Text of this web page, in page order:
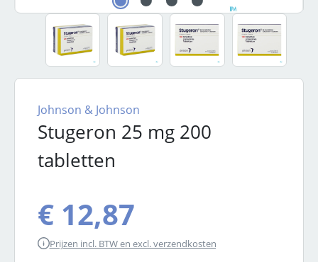
Stugeron 25 mg 200
tabletten
Johnson & Johnson
€ 12,87
Prijzen incl. BTW en excl. verzendkosten